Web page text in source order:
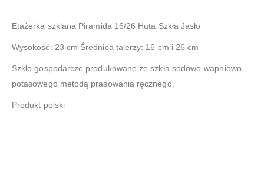
Etażerka szklana Piramida 16/26 Huta Szkła Jasło
Wysokość: 23 cm Średnica talerzy: 16 cm i 26 cm
Szkło gospodarcze produkowane ze szkła sodowo-wapniowo-
potasowego metodą prasowania ręcznego.
Produkt polski